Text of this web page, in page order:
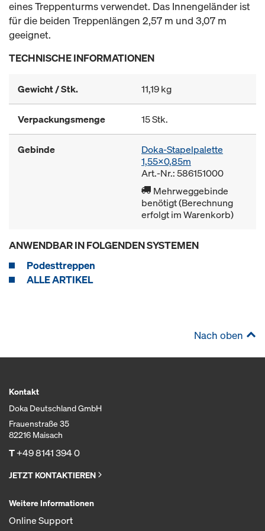
eines Treppenturms verwendet. Das Innengeländer ist
für die beiden Treppenlängen 2,57 m und 3,07 m
geeignet.
TECHNISCHE INFORMATIONEN
Gewicht / Stk. 11,19 kg
Verpackungsmenge 15 Stk.
Gebinde
Doka-Stapelpalette
1,55x0,85m
Art.-Nr.: 586151000
Mehrweggebinde
benötigt (Berechnung
erfolgt im Warenkorb)
ANWENDBAR IN FOLGENDEN SYSTEMEN
Podesttreppen
ALLE ARTIKEL
Nach oben
Kontakt
Doka Deutschland GmbH
Frauenstraße 35
82216 Maisach
T+49 8141 394 0
JETZT KONTAKTIEREN
Weitere Informationen
Online Support